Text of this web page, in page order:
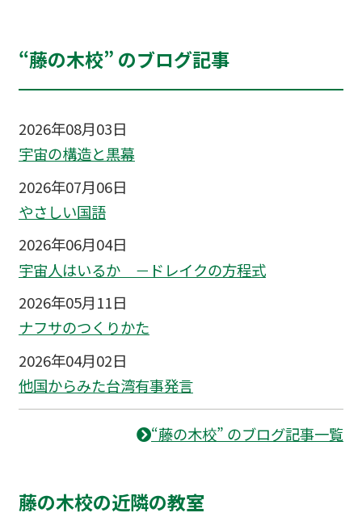
“藤の木校” のブログ記事
2026年08月03日
宇宙の構造と黒幕
2026年07月06日
やさしい国語
2026年06月04日
宇宙人はいるか －ドレイクの方程式
2026年05月11日
ナフサのつくりかた
2026年04月02日
他国からみた台湾有事発言
“藤の木校” のブログ記事一覧
藤の木校の近隣の教室